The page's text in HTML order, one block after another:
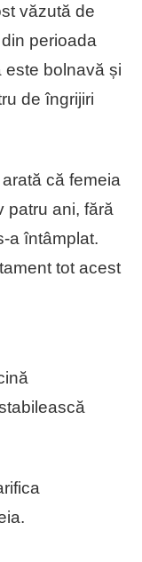
văzută de
perioada
este bolnavă și
de îngrijiri
că femeia
patru ani, fără
a întâmplat.
tot acest